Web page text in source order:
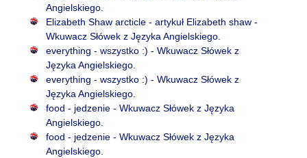
Angielskiego.
Elizabeth Shaw arcticle - artykuł Elizabeth shaw -
Wkuwacz Słówek z Języka Angielskiego.
everything - wszystko :) - Wkuwacz Słówek z
Języka Angielskiego.
everything - wszystko :) - Wkuwacz Słówek z
Języka Angielskiego.
food - jedzenie - Wkuwacz Słówek z Języka
Angielskiego.
food - jedzenie - Wkuwacz Słówek z Języka
Angielskiego.